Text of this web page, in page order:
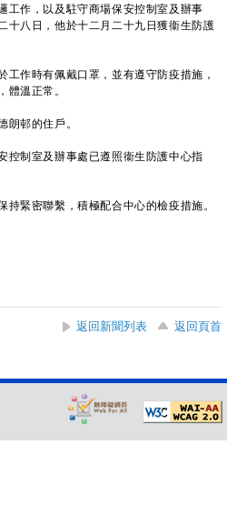
作，以及駐守商場保安控制室及辦事
十八日，他於十二月二十九日獲衞生防護
作時有佩戴口罩，並有遵守防疫措施，
體溫正常。
邨的住戶。
制室及辦事處已遵照衞生防護中心指
緊密聯繫，積極配合中心的檢疫措施。
返回新聞列表
返回頁首